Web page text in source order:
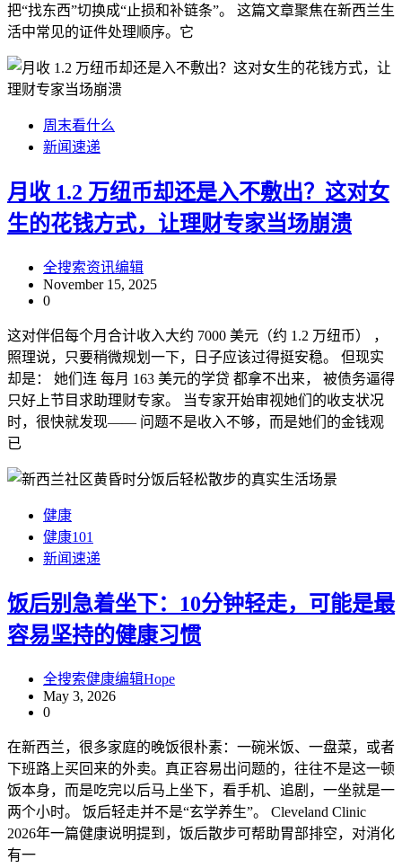
把“找东西”切换成“止损和补链条”。 这篇文章聚焦在新西兰生
活中常见的证件处理顺序。它
周末看什么
新闻速递
月收 1.2 万纽币却还是入不敷出？这对女
生的花钱方式，让理财专家当场崩溃
全搜索资讯编辑
November 15, 2025
0
这对伴侣每个月合计收入大约 7000 美元（约 1.2 万纽币） ，
照理说，只要稍微规划一下，日子应该过得挺安稳。 但现实
却是： 她们连 每月 163 美元的学贷 都拿不出来， 被债务逼得
只好上节目求助理财专家。 当专家开始审视她们的收支状况
时，很快就发现—— 问题不是收入不够，而是她们的金钱观
已
健康
健康101
新闻速递
饭后别急着坐下：10分钟轻走，可能是最
容易坚持的健康习惯
全搜索健康编辑Hope
May 3, 2026
0
在新西兰，很多家庭的晚饭很朴素：一碗米饭、一盘菜，或者
下班路上买回来的外卖。真正容易出问题的，往往不是这一顿
饭本身，而是吃完以后马上坐下，看手机、追剧，一坐就是一
两个小时。 饭后轻走并不是“玄学养生”。 Cleveland Clinic
2026年一篇健康说明提到，饭后散步可帮助胃部排空，对消化
有一